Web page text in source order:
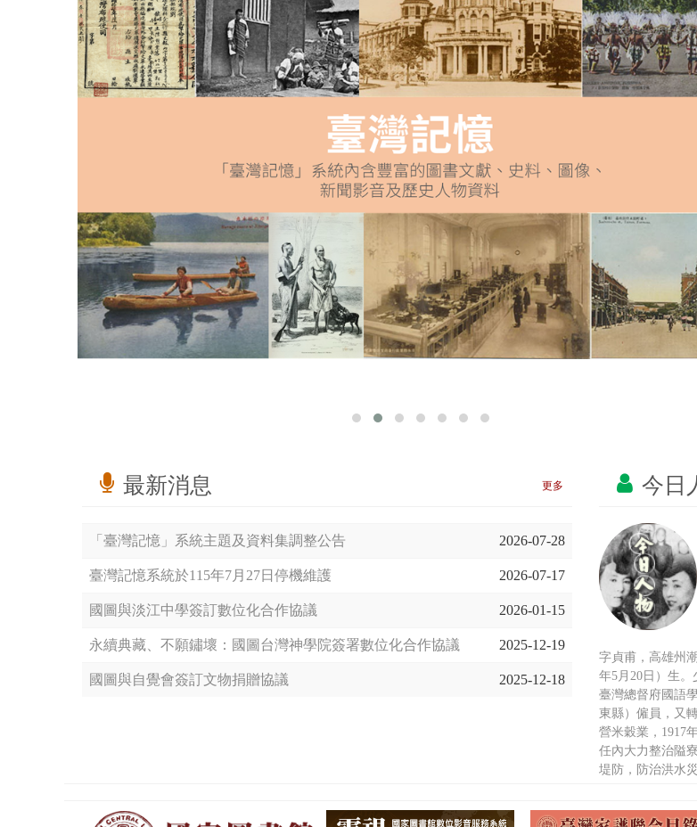
最新消息 更多
「臺灣記憶」系統主題及資料集調整公告 2026-07-28
臺灣記憶系統於115年7月27日停機維護 2026-07-17
國圖與淡江中學簽訂數位化合作協議 2026-01-15
永續典藏、不願鏽壞：國圖台灣神學院簽署數位化合作協議 2025-12-19
國圖與自覺會簽訂文物捐贈協議 2025-12-18
今日
字貞甫，高雄州
年5月20日）生
臺灣總督府國語
東縣）僱員，又
營米穀業，1917
任內大力整治隘
堤防，防治洪水